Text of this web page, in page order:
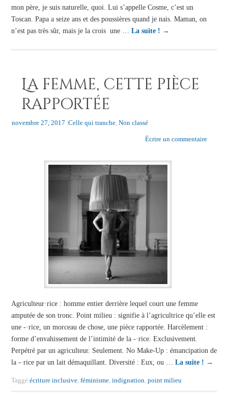
mon père, je suis naturelle, quoi. Lui s’appelle Cosme, c’est un
Toscan. Papa a seize ans et des poussières quand je nais. Maman, on
n’est pas très sûr, mais je la crois une … La suite ! →
La femme, cette pièce
rapportée
novembre 27, 2017 |Celle qui tranche, Non classé
Écrire un commentaire
Agriculteur·rice : homme entier derrière lequel court une femme
amputée de son tronc. Point milieu : signifie à l’agricultrice qu’elle est
une -·rice, un morceau de chose, une pièce rapportée. Harcèlement :
forme d’envahissement de l’intimité de la -·rice. Exclusivement.
Perpétré par un agriculteur. Seulement. No Make-Up : émancipation de
la -·rice par un lait démaquillant. Diversité : Eux, ou … La suite ! →
Taggé écriture inclusive, féminisme, indignation, point milieu